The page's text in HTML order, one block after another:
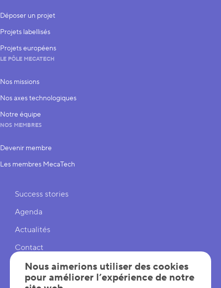
Déposer un projet
Projets labellisés
Projets européens
LE PÔLE MECATECH
Nos missions
Nos axes technologiques
Notre équipe
NOS MEMBRES
Devenir membre
Les membres MecaTech
Liens rapides
Success stories
Agenda
Actualités
Contact
Cookies
Réglages cookies
Nous aimerions utiliser des cookies
pour améliorer l’expérience de notre